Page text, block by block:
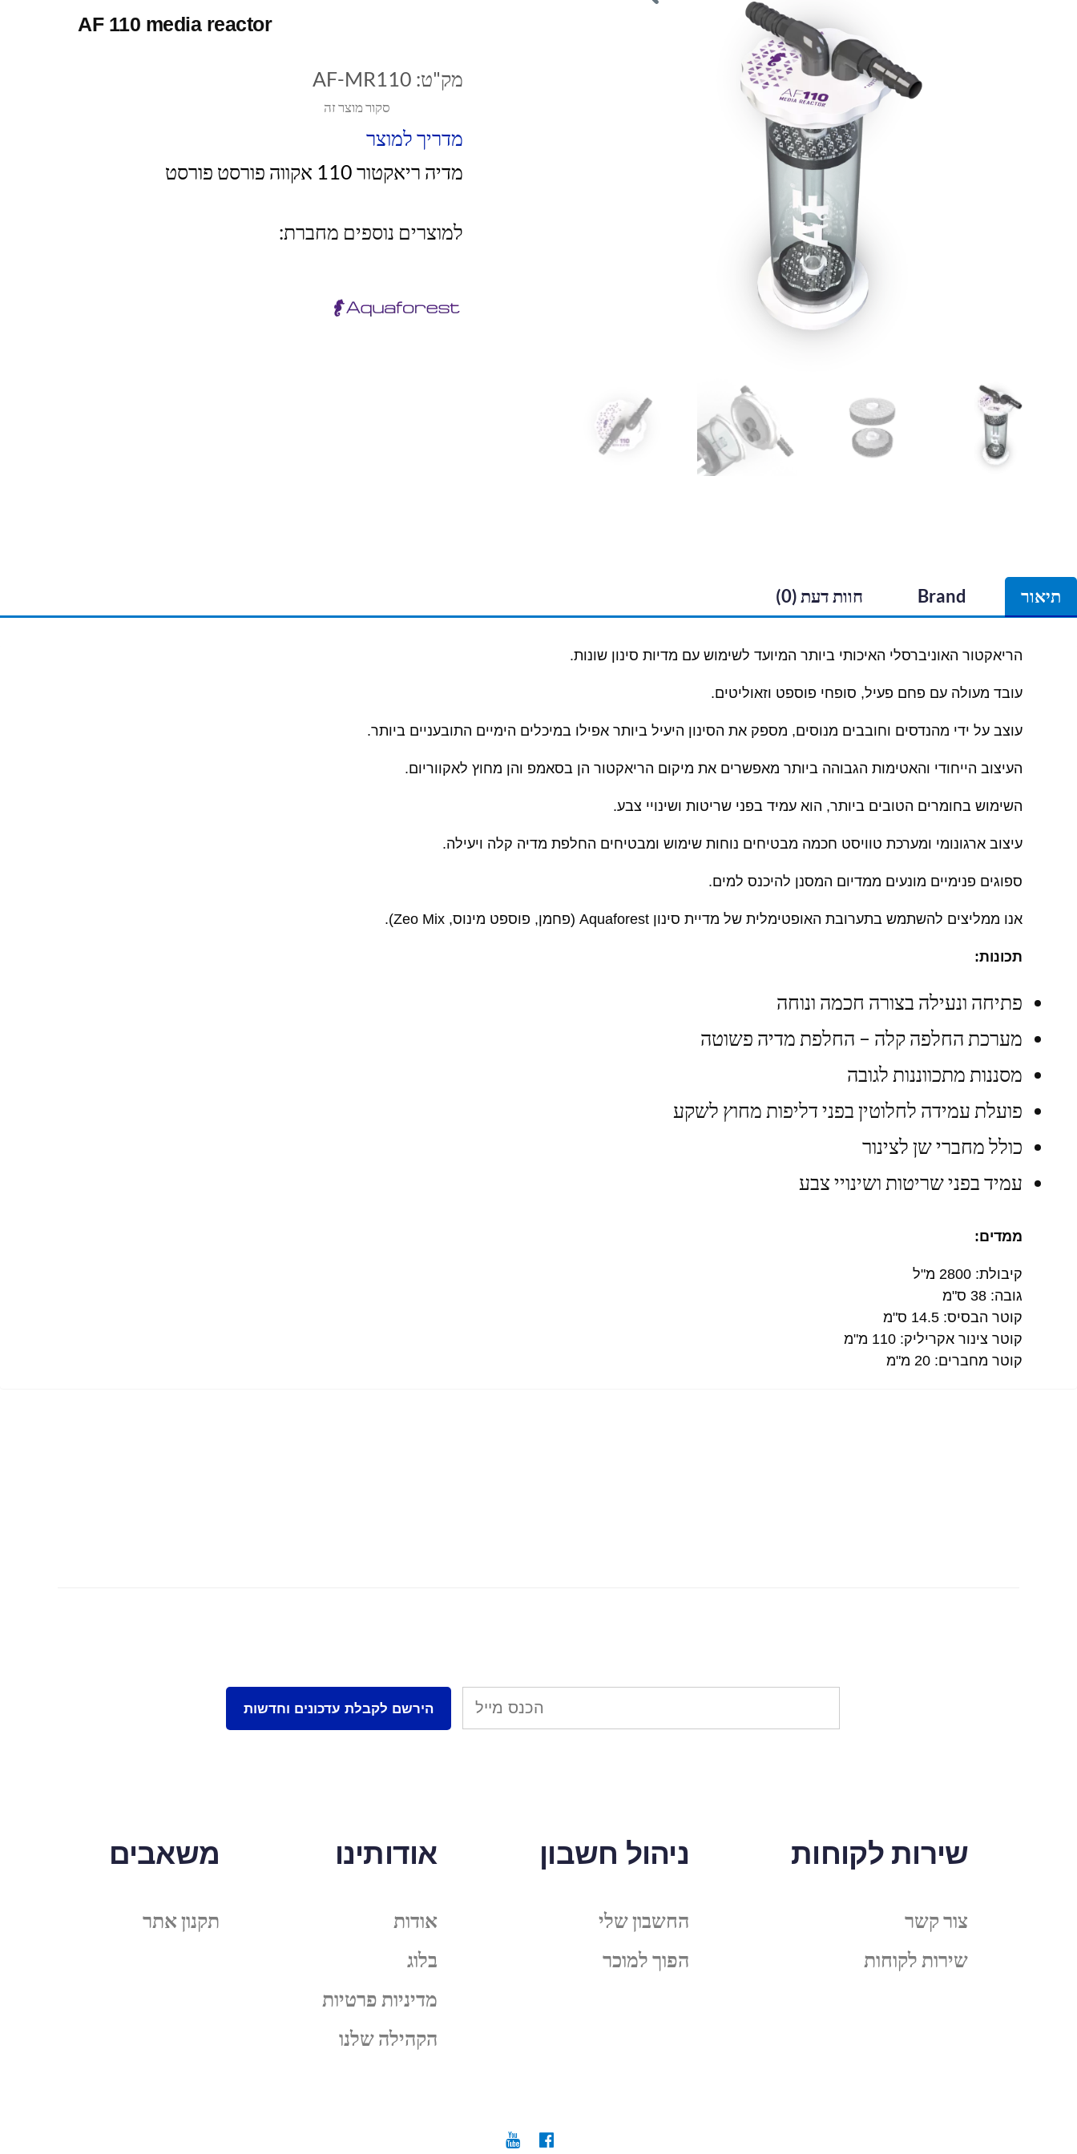
AF 110 media reactor
סקור מוצר זה
מק"ט: AF-MR110
מדריך למוצר
מדיה ריאקטור 110 אקווה פורסט פורסט
למוצרים נוספים מחברת:
תיאור Brand חוות דעת (0)
הריאקטור האוניברסלי האיכותי ביותר המיועד לשימוש עם מדיות סינון שונות.
עובד מעולה עם פחם פעיל, סופחי פוספט וזאוליטים.
עוצב על ידי מהנדסים וחובבים מנוסים, מספק את הסינון היעיל ביותר אפילו במיכלים הימיים התובעניים ביותר.
העיצוב הייחודי והאטימות הגבוהה ביותר מאפשרים את מיקום הריאקטור הן בסאמפ והן מחוץ לאקווריום.
השימוש בחומרים הטובים ביותר, הוא עמיד בפני שריטות ושינויי צבע.
עיצוב ארגונומי ומערכת טוויסט חכמה מבטיחים נוחות שימוש ומבטיחים החלפת מדיה קלה ויעילה.
ספוגים פנימיים מונעים ממדיום המסנן להיכנס למים.
אנו ממליצים להשתמש בתערובת האופטימלית של מדיית סינון Aquaforest (פחמן, פוספט מינוס, Zeo Mix).
תכונות:
פתיחה ונעילה בצורה חכמה ונוחה
מערכת החלפה קלה – החלפת מדיה פשוטה
מסננות מתכווננות לגובה
פועלת עמידה לחלוטין בפני דליפות מחוץ לשקע
כולל מחברי שן לצינור
עמיד בפני שריטות ושינויי צבע
ממדים:
קיבולת: 2800 מ"ל
גובה: 38 ס"מ
קוטר הבסיס: 14.5 ס"מ
קוטר צינור אקריליק: 110 מ"מ
קוטר מחברים: 20 מ"מ
שירות לקוחות
צור קשר
שירות לקוחות
ניהול חשבון
החשבון שלי
הפוך למוכר
אודותינו
אודות
בלוג
מדיניות פרטיות
הקהילה שלנו
משאבים
תקנון אתר